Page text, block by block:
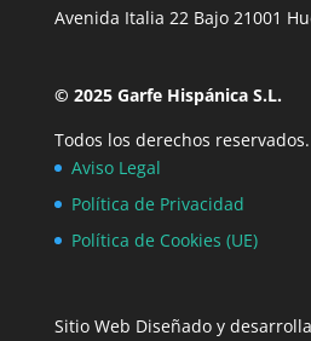
Avenida Italia 22 Bajo 21001
© 2025 Garfe Hispánica S.L.
Todos los derechos reservados.
Aviso Legal
Política de Privacidad
Política de Cookies (UE)
Sitio Web Diseñado y